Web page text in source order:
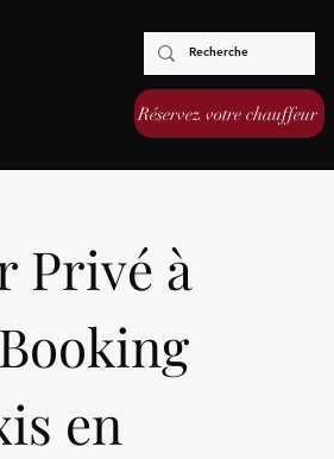
Réservez votre chauffeur
Privé à
en